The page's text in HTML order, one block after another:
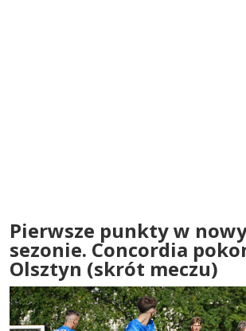
Pierwsze punkty w
sezonie. Concordia
Olsztyn (skrót meczu)